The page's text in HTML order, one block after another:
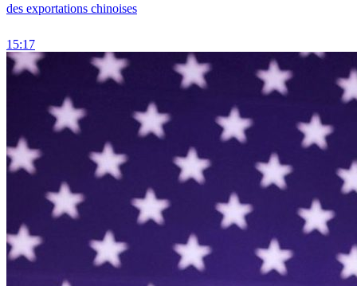
des exportations chinoises
15:17